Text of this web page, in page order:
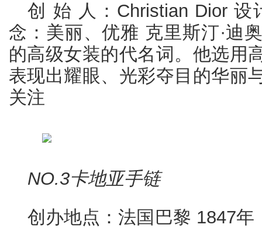
创 始 人：Christian Dior
念：美丽、优雅 克里斯汀·迪
的高级女装的代名词。他选用
表现出耀眼、光彩夺目的华丽
关注
NO.3卡地亚手链
创办地点：法国巴黎 1847